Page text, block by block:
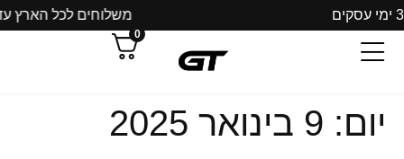
משלוחים לכל הארץ עד 3 ימי
0
יום: 9 בינואר 2025